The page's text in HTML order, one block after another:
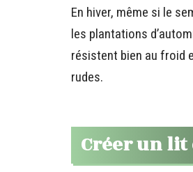
En hiver, même si le
les plantations
résistent bien au froid
rudes.
Créer un